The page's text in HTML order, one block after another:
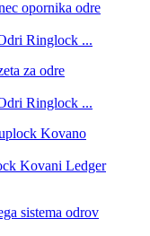
Ringlock ...
Ringlock ...
Kovani Ledger